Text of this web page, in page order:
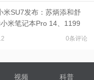
米SU7发布：苏炳添和舒
米笔记本Pro 14、1199
布
0条评论
视频 科普